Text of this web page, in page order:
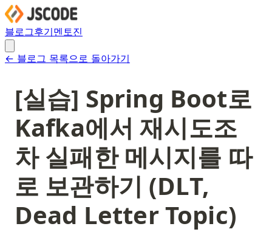
블로그후기멘토진
← 블로그 목록으로 돌아가기
[실습] Spring Boot로
Kafka에서 재시도조
차 실패한 메시지를 따
로 보관하기 (DLT,
Dead Letter Topic)